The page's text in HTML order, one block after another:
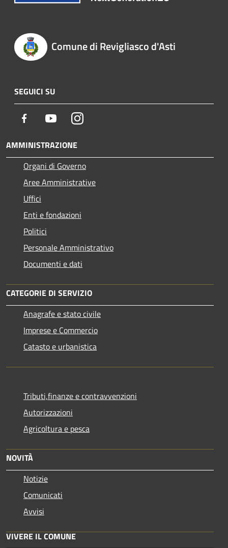
Comune di Revigliasco d'Asti
SEGUICI SU
Facebook YoutubeInstagram
AMMINISTRAZIONE
Organi di Governo
Aree Amministrative
Uffici
Enti e fondazioni
Politici
Personale Amministrativo
Documenti e dati
CATEGORIE DI SERVIZIO
Anagrafe e stato civile
Imprese e Commercio
Catasto e urbanistica
Tributi,finanze e contravvenzioni
Autorizzazioni
Agricoltura e pesca
NOVITÀ
Notizie
Comunicati
Avvisi
VIVERE IL COMUNE